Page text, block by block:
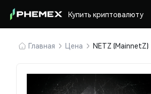
Купить криптовалюту
Главная Цена NETZ (MainnetZ)